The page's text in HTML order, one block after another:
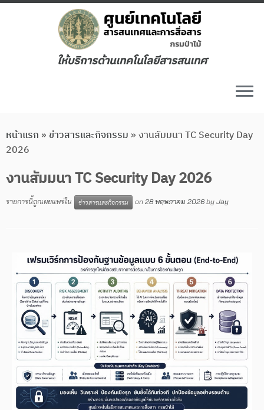
ให้บริการด้านเทคโนโลยีสารสนเทศ
หน้าแรก »ข่าวสารและกิจกรรม »งานสัมมนา TC Security Day
2026
งานสัมมนา TC Security Day 2026
รายการนี้ถูกเผยแพร่ใน ข่าวสารและกิจกรรม on 28 พฤษภาคม 2026 by Jay